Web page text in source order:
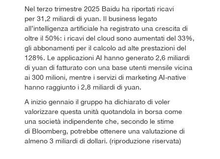
Nel terzo trimestre 2025 Baidu ha riportati ricavi
per 31,2 miliardi di yuan. Il business legato
all’intelligenza artificiale ha registrato una crescita di
oltre il 50%: i ricavi del cloud sono aumentati del 33%,
gli abbonamenti per il calcolo ad alte prestazioni del
128%. Le applicazioni AI hanno generato 2,6 miliardi
di yuan di fatturato con una base utenti mensile vicina
ai 300 milioni, mentre i servizi di marketing AI-native
hanno raggiunto i 2,8 miliardi di yuan.
A inizio gennaio il gruppo ha dichiarato di voler
valorizzare questa unità quotandola in borsa come
una società indipendente che, secondo le stime
di Bloomberg, potrebbe ottenere una valutazione di
almeno 3 miliardi di dollari. (riproduzione riservata)